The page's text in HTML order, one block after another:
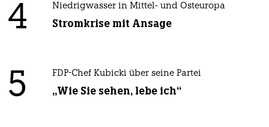
4 Niedrigwasser in Mittel- und Osteuropa
Stromkrise mit Ansage
5 FDP-Chef Kubicki über seine Partei
„Wie Sie sehen, lebe ich“